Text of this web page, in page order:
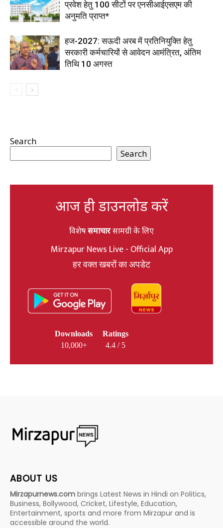
प्रवेश हेतु 100 सीटों पर एनसीआईएसएम की
अनुमति प्राप्त*
हज-2027: सऊदी अरब में प्रतिनियुक्ति हेतु
सरकारी कर्मचारियों से आवेदन आमंत्रित, अंतिम
तिथि 10 अगस्त
Search
Search
आज ही डाउनलोड करें
विशेषसमाचारसामग्री के लिए
Mirzapur News Live - Official App
हर वक्त खबरों का अपडेट
Downloads
10,000+
Ratings
4.4 / 5
ABOUT US
Mirzapurnews.com brings Latest News in Hindi on Politics,
Business, Bollywood, Cricket, Lifestyle, Education,
Entertainment, sports and more from Mirzapur and is
accessible around the world.